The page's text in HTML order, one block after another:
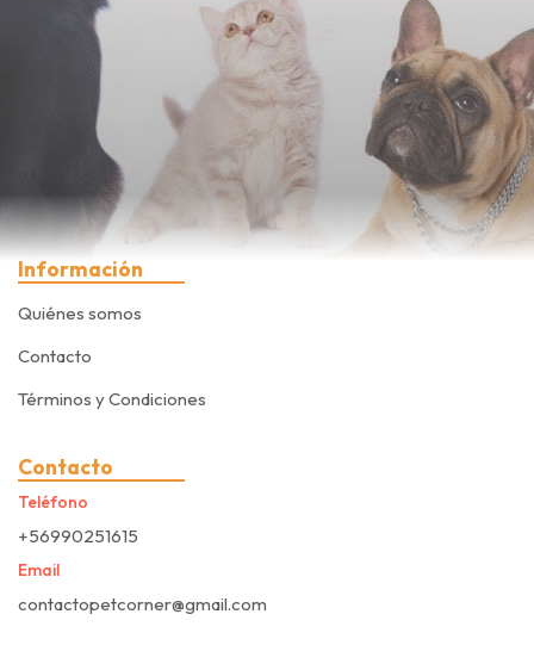
Información
Quiénes somos
Contacto
Términos y Condiciones
Contacto
Teléfono
+56990251615
Email
contactopetcorner@gmail.com